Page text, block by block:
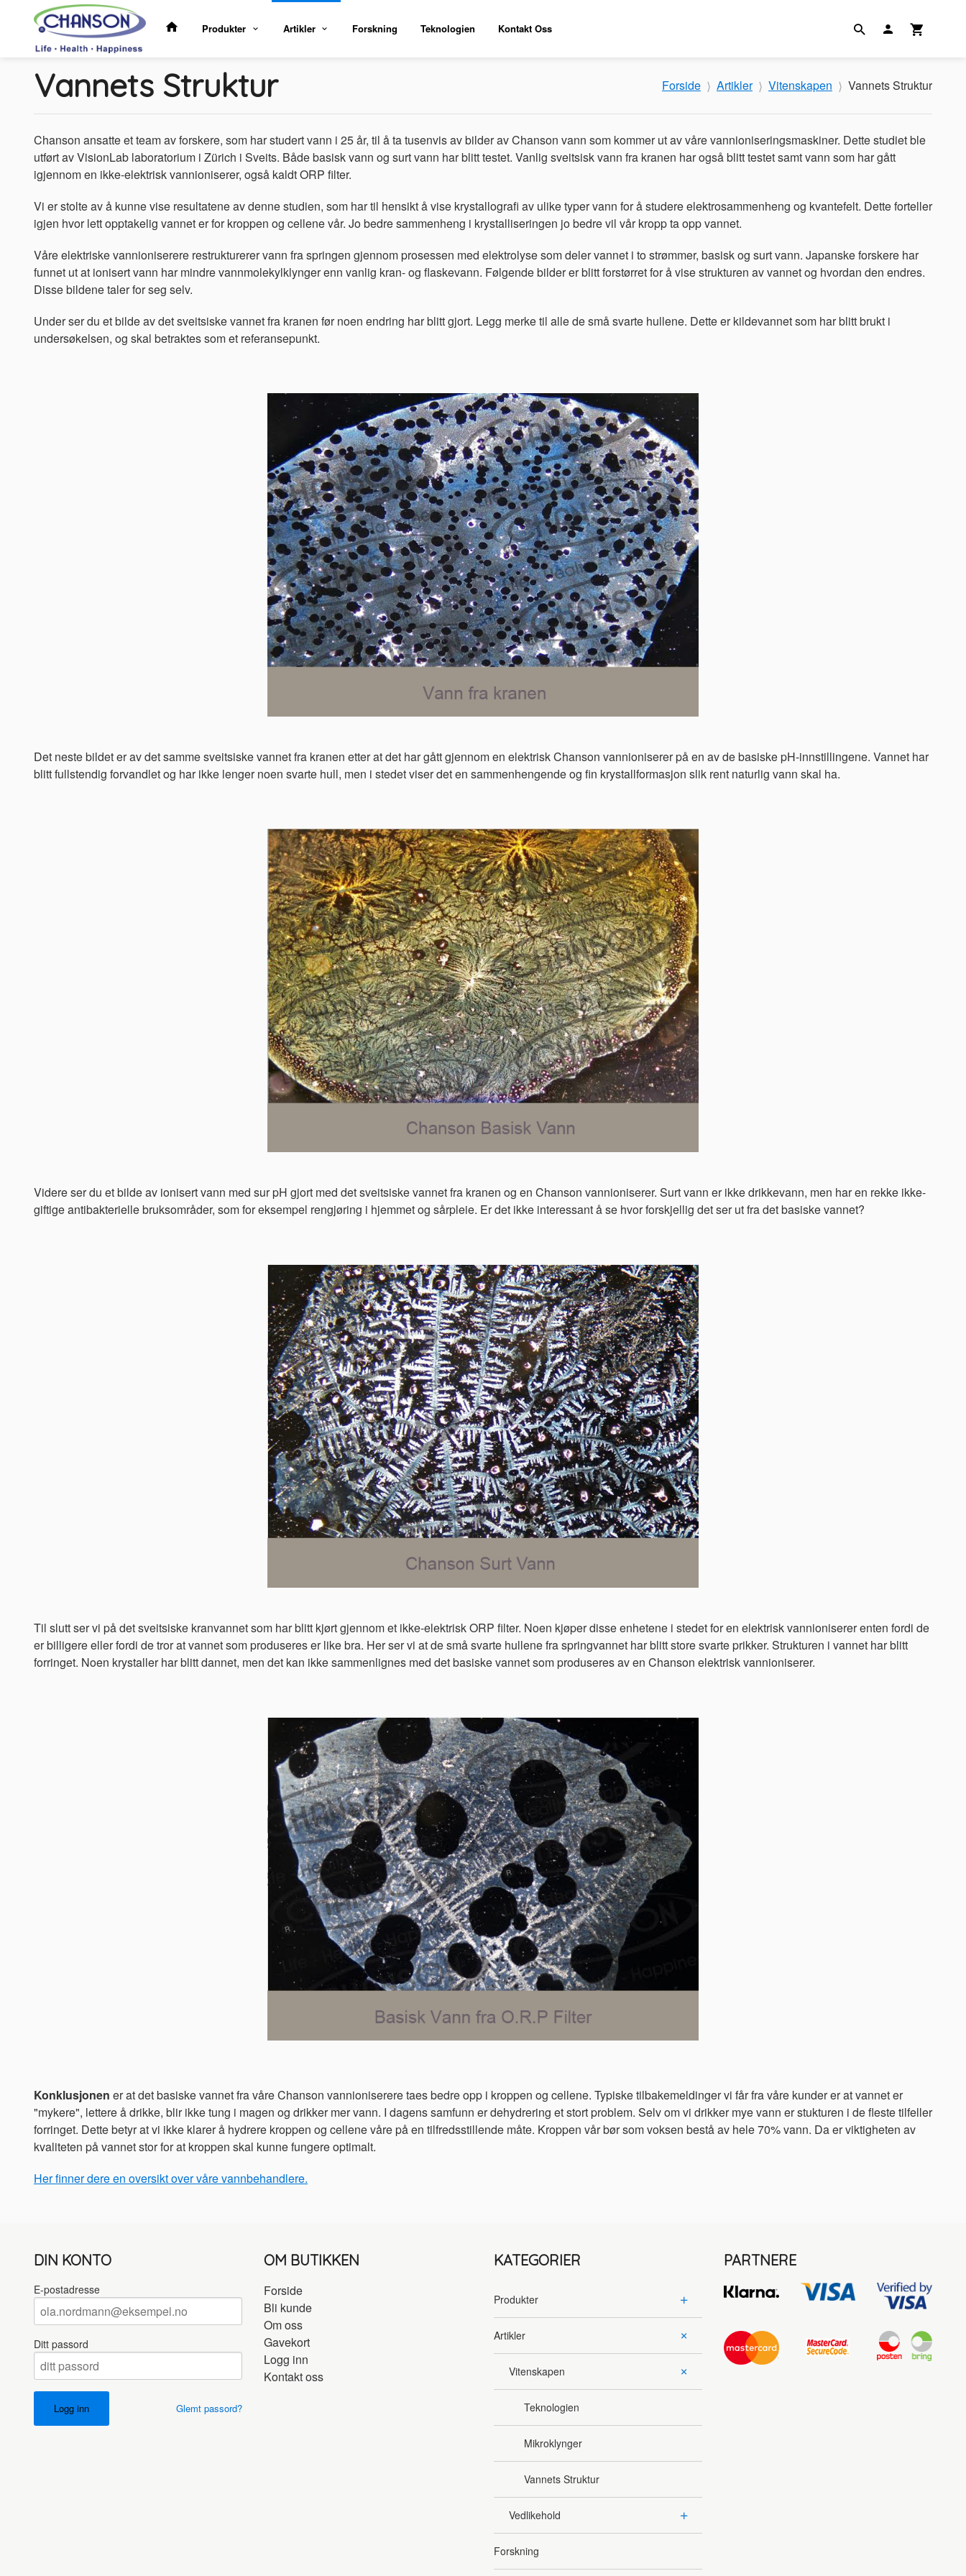
innholdet
Produkter Artikler Forskning Teknologien Kontakt Oss
Forside Artikler Vitenskapen Vannets Struktur
Vannets Struktur
Chanson ansatte et team av forskere, som har studert vann i 25 år, til å ta tusenvis av bilder av Chanson vann som kommer ut av våre vannioniseringsmaskiner. Dette studiet ble
utført av VisionLab laboratorium i Zürich i Sveits. Både basisk vann og surt vann har blitt testet. Vanlig sveitsisk vann fra kranen har også blitt testet samt vann som har gått
igjennom en ikke-elektrisk vannioniserer, også kaldt ORP filter.
Vi er stolte av å kunne vise resultatene av denne studien, som har til hensikt å vise krystallografi av ulike typer vann for å studere elektrosammenheng og kvantefelt. Dette forteller
igjen hvor lett opptakelig vannet er for kroppen og cellene vår. Jo bedre sammenheng i krystalliseringen jo bedre vil vår kropp ta opp vannet.
Våre elektriske vannioniserere restrukturerer vann fra springen gjennom prosessen med elektrolyse som deler vannet i to strømmer, basisk og surt vann. Japanske forskere har
funnet ut at ionisert vann har mindre vannmolekylklynger enn vanlig kran- og flaskevann. Følgende bilder er blitt forstørret for å vise strukturen av vannet og hvordan den endres.
Disse bildene taler for seg selv.
Under ser du et bilde av det sveitsiske vannet fra kranen før noen endring har blitt gjort. Legg merke til alle de små svarte hullene. Dette er kildevannet som har blitt brukt i
undersøkelsen, og skal betraktes som et referansepunkt.
Det neste bildet er av det samme sveitsiske vannet fra kranen etter at det har gått gjennom en elektrisk Chanson vannioniserer på en av de basiske pH-innstillingene. Vannet har
blitt fullstendig forvandlet og har ikke lenger noen svarte hull, men i stedet viser det en sammenhengende og fin krystallformasjon slik rent naturlig vann skal ha.
Videre ser du et bilde av ionisert vann med sur pH gjort med det sveitsiske vannet fra kranen og en Chanson vannioniserer. Surt vann er ikke drikkevann, men har en rekke ikke-
giftige antibakterielle bruksområder, som for eksempel rengjøring i hjemmet og sårpleie. Er det ikke interessant å se hvor forskjellig det ser ut fra det basiske vannet?
Til slutt ser vi på det sveitsiske kranvannet som har blitt kjørt gjennom et ikke-elektrisk ORP filter. Noen kjøper disse enhetene i stedet for en elektrisk vannioniserer enten fordi de
er billigere eller fordi de tror at vannet som produseres er like bra. Her ser vi at de små svarte hullene fra springvannet har blitt store svarte prikker. Strukturen i vannet har blitt
forringet. Noen krystaller har blitt dannet, men det kan ikke sammenlignes med det basiske vannet som produseres av en Chanson elektrisk vannioniserer.
Konklusjonen er at det basiske vannet fra våre Chanson vannioniserere taes bedre opp i kroppen og cellene. Typiske tilbakemeldinger vi får fra våre kunder er at vannet er
"mykere", lettere å drikke, blir ikke tung i magen og drikker mer vann. I dagens samfunn er dehydrering et stort problem. Selv om vi drikker mye vann er stukturen i de fleste tilfeller
forringet. Dette betyr at vi ikke klarer å hydrere kroppen og cellene våre på en tilfredsstillende måte. Kroppen vår bør som voksen bestå av hele 70% vann. Da er viktigheten av
kvaliteten på vannet stor for at kroppen skal kunne fungere optimalt.
Her finner dere en oversikt over våre vannbehandlere.
DIN KONTO
E-postadresse
Ditt passord
Glemt passord?
OM BUTIKKEN
Forside
Bli kunde
Om oss
Gavekort
Logg inn
Kontakt oss
KATEGORIER
Produkter
Artikler
Vitenskapen
Teknologien
Mikroklynger
Vannets Struktur
Vedlikehold
Forskning
PARTNERE